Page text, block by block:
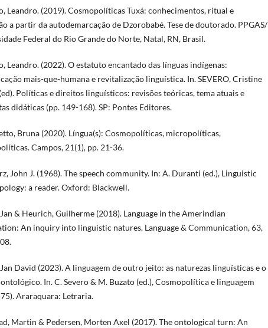
Leandro. (2019). Cosmopolíticas Tuxá: conhecimentos, ritual e
a partir da autodemarcação de Dzorobabé. Tese de doutorado. PPGAS/
Federal do Rio Grande do Norte, Natal, RN, Brasil.
Leandro. (2022). O estatuto encantado das línguas indígenas:
mais-que-humana e revitalização linguística. In. SEVERO, Cristine
Políticas e direitos linguísticos: revisões teóricas, tema atuais e
didáticas (pp. 149-168). SP: Pontes Editores.
Bruna (2020). Língua(s): Cosmopolíticas, micropolíticas,
Campos, 21(1), pp. 21-36.
John J. (1968). The speech community. In: A. Duranti (ed.), Linguistic
a reader. Oxford: Blackwell.
& Heurich, Guilherme (2018). Language in the Amerindian
An inquiry into linguistic natures. Language & Communication, 63,
David (2023). A linguagem de outro jeito: as naturezas linguísticas e o
In. C. Severo & M. Buzato (ed.), Cosmopolítica e linguagem
Araraquara: Letraria.
Martin & Pedersen, Morten Axel (2017). The ontological turn: An